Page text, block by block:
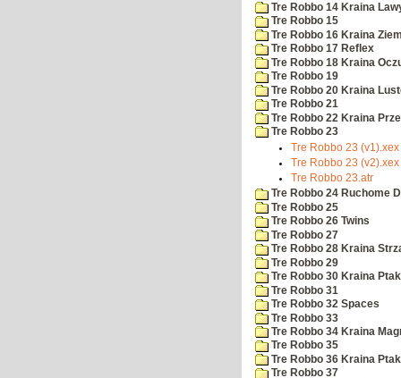
Tre Robbo 14 Kraina
Tre Robbo 15
Tre Robbo 16 Kraina
Tre Robbo 17 Reflex
Tre Robbo 18 Kraina
Tre Robbo 19
Tre Robbo 20 Kraina
Tre Robbo 21
Tre Robbo 22 Kraina
Tre Robbo 23
Tre Robbo 23 (v1).xex
Tre Robbo 23 (v2).xex
Tre Robbo 23.atr
Tre Robbo 24 Ruchome
Tre Robbo 25
Tre Robbo 26 Twins
Tre Robbo 27
Tre Robbo 28 Kraina
Tre Robbo 29
Tre Robbo 30 Kraina
Tre Robbo 31
Tre Robbo 32 Spaces
Tre Robbo 33
Tre Robbo 34 Kraina
Tre Robbo 35
Tre Robbo 36 Kraina
Tre Robbo 37